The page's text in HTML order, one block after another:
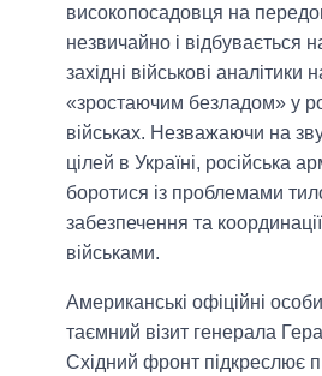
високопосадовця на
незвичайно і відбувається
західні військові аналітики
«зростаючим безладом» у
військах. Незважаючи на
цілей в Україні, російська
боротися із проблемами
забезпечення та
військами.
Американські офіційні
таємний візит генерала
Східний фронт підкреслює